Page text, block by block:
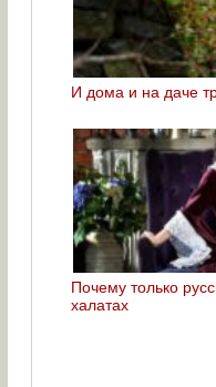
И дома и на даче
Почему только
халатах